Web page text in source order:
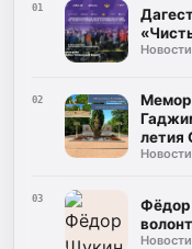
01
Новости
02
летия
Новости
03
Фёдор
Новости